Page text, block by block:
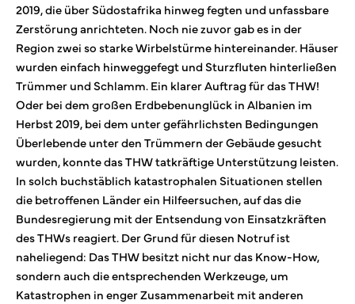
2019, die über Südostafrika hinweg fegten und unfassbare
Zerstörung anrichteten. Noch nie zuvor gab es in der
Region zwei so starke Wirbelstürme hintereinander. Häuser
wurden einfach hinweggefegt und Sturzfluten hinterließen
Trümmer und Schlamm. Ein klarer Auftrag für das THW!
Oder bei dem großen Erdbebenunglück in Albanien im
Herbst 2019, bei dem unter gefährlichsten Bedingungen
Überlebende unter den Trümmern der Gebäude gesucht
wurden, konnte das THW tatkräftige Unterstützung leisten.
In solch buchstäblich katastrophalen Situationen stellen
die betroffenen Länder ein Hilfeersuchen, auf das die
Bundesregierung mit der Entsendung von Einsatzkräften
des THWs reagiert. Der Grund für diesen Notruf ist
naheliegend: Das THW besitzt nicht nur das Know-How,
sondern auch die entsprechenden Werkzeuge, um
Katastrophen in enger Zusammenarbeit mit anderen